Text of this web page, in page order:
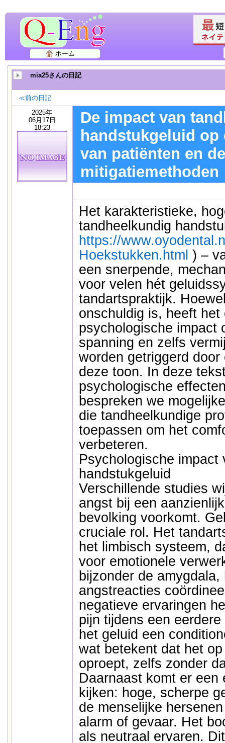
ホーム
mia25さんの日記
≪前の日記
2025年
06月17日
18:23
De impact van
handstukgeluid
van patiënten en de
mitigatiemethoden
Het karakteristieke,
tandheelkundig
https://
Hoekstukken.html ) –
een snerpende,
voor velen hét
tandartspraktijk.
onschuldig is, heeft het
psychologische impact
spanning en zelfs
worden getriggerd
deze toon. In deze
psychologische
bespreken we
die tandheelkundige
toepassen om het
verbeteren.
Psychologische impact
handstukgeluid
Verschillende studies
angst bij een
bevolking voorkomt.
cruciale rol. Het
het limbisch systeem,
voor emotionele
bijzonder de
angstreacties
negatieve ervaringen
pijn tijdens een
het geluid een
wat betekent dat het
oproept, zelfs zonder
Daarnaast komt er een
kijken: hoge, scherpe
de menselijke
alarm of gevaar. Het
als neutraal ervaren.